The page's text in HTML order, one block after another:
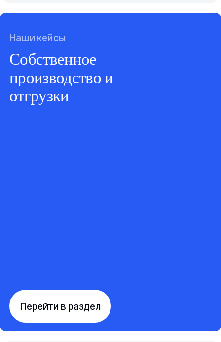
Наши кейсы
Собственное
производство и
отгрузки
Перейти в раздел